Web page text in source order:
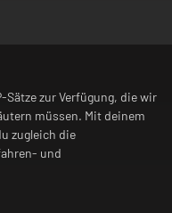
zur Verfügung, die wir
müssen. Mit deinem
zugleich die
und